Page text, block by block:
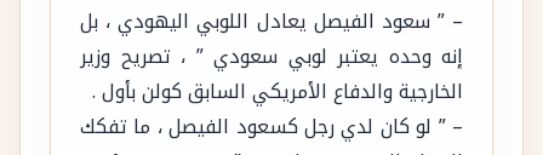
– ” سعود الفيصل يعادل اللوبي اليهودي ، بل
إنه وحده يعتبر لوبي سعودي ” ، تصريح وزير
الخارجية والدفاع الأمريكي السابق كولن بأول .
– ” لو كان لدي رجل كسعود الفيصل ، ما تفكك